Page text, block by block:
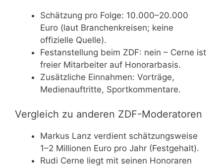
Schätzung pro Folge: 10.000–20.000
Euro (laut Branchenkreisen; keine
offizielle Quelle).
Festanstellung beim ZDF: nein – Cerne ist
freier Mitarbeiter auf Honorarbasis.
Zusätzliche Einnahmen: Vorträge,
Medienauftritte, Sportkommentare.
Vergleich zu anderen ZDF-Moderatoren
Markus Lanz verdient schätzungsweise
1–2 Millionen Euro pro Jahr (Festgehalt).
Rudi Cerne liegt mit seinen Honoraren